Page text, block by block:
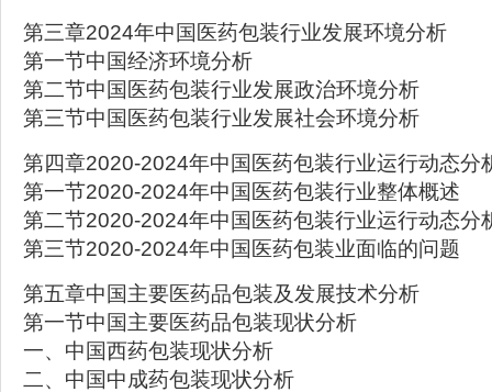
第三章2024年中国医药包装行业发展环境分析
第一节中国经济环境分析
第二节中国医药包装行业发展政治环境分析
第三节中国医药包装行业发展社会环境分析
第四章2020-2024年中国医药包装行业运行动态分
第一节2020-2024年中国医药包装行业整体概述
第二节2020-2024年中国医药包装行业运行动态分
第三节2020-2024年中国医药包装业面临的问题
第五章中国主要医药品包装及发展技术分析
第一节中国主要医药品包装现状分析
一、中国西药包装现状分析
二、中国中成药包装现状分析